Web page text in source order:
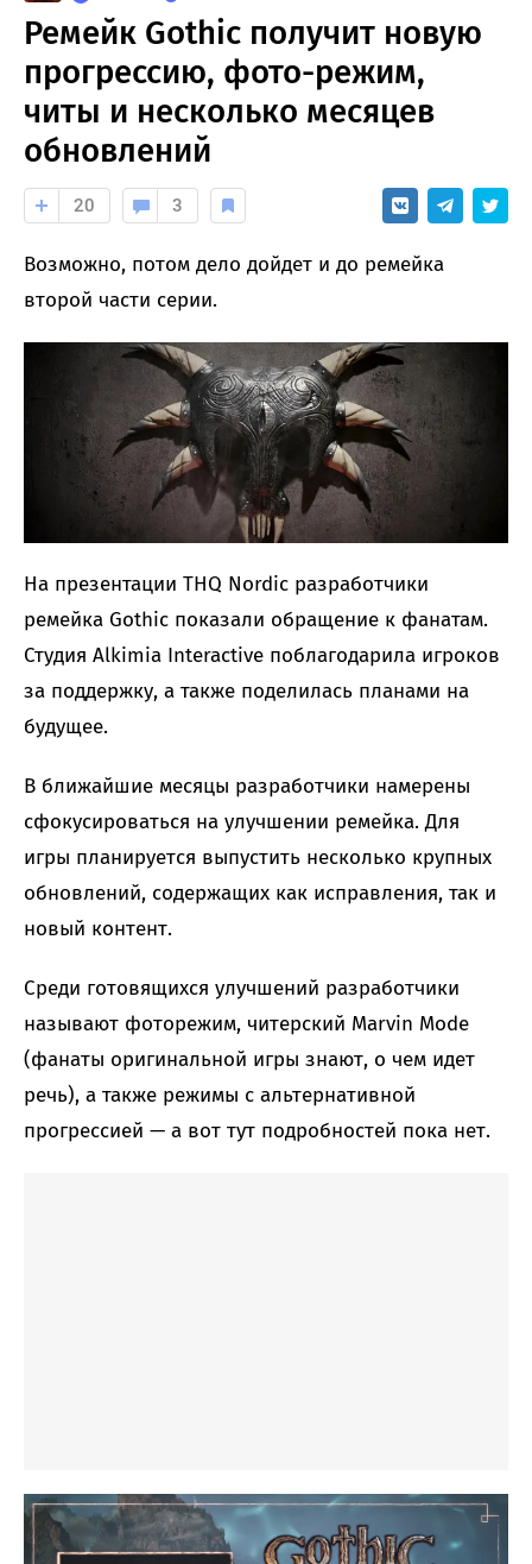
Ремейк Gothic получит новую
прогрессию, фото-режим,
читы и несколько месяцев
обновлений
20 3
Возможно, потом дело дойдет и до ремейка
второй части серии.
На презентации THQ Nordic разработчики
ремейка Gothic показали обращение к фанатам.
Студия Alkimia Interactive поблагодарила игроков
за поддержку, а также поделилась планами на
будущее.
В ближайшие месяцы разработчики намерены
сфокусироваться на улучшении ремейка. Для
игры планируется выпустить несколько крупных
обновлений, содержащих как исправления, так и
новый контент.
Среди готовящихся улучшений разработчики
называют фоторежим, читерский Marvin Mode
(фанаты оригинальной игры знают, о чем идет
речь), а также режимы с альтернативной
прогрессией — а вот тут подробностей пока нет.